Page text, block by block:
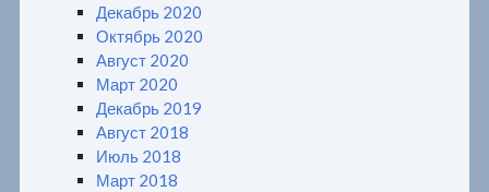
Декабрь 2020
Октябрь 2020
Август 2020
Март 2020
Декабрь 2019
Август 2018
Июль 2018
Март 2018